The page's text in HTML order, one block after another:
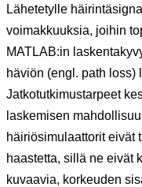
Lähetetylle
voimakkuuksia, joihin
MATLAB:in
häviön (engl. path loss)
Jatkotutkimustarpeet
laskemisen
häiriösimulaattorit eivät
haastetta, sillä ne eivät
kuvaavia, korkeuden